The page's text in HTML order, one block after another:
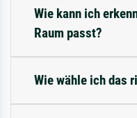
Wie kann ich
Raum passt?
Wie wähle ich das